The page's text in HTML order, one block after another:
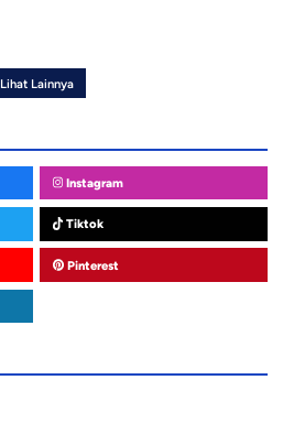
Lihat Lainnya
Instagram
Tiktok
Pinterest